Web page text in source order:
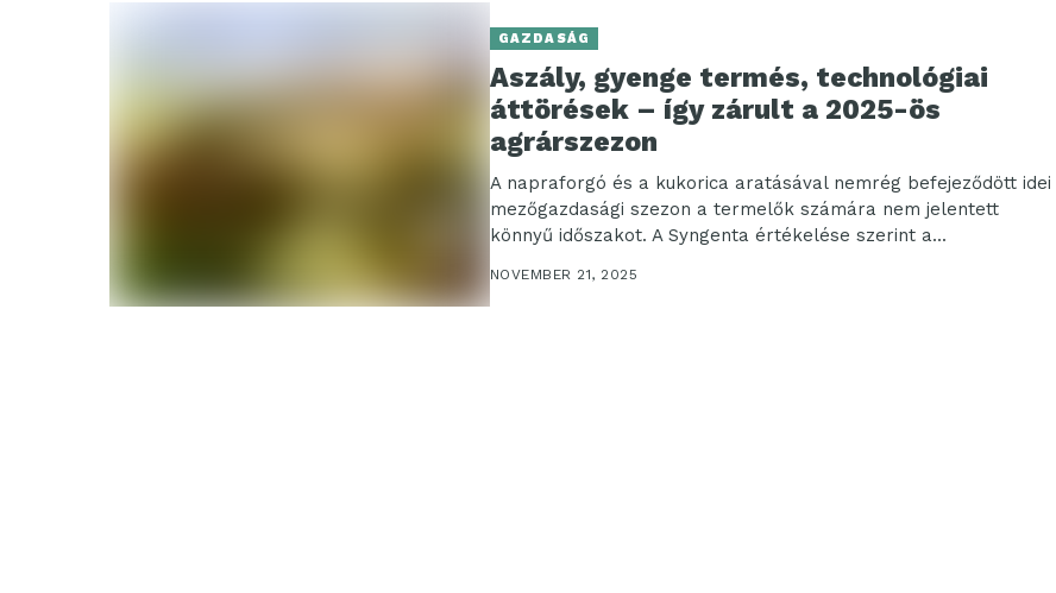
GAZDASÁG
Aszály, gyenge termés, technológiai
áttörések – így zárult a 2025-ös
agrárszezon
A napraforgó és a kukorica aratásával nemrég befejeződött idei
mezőgazdasági szezon a termelők számára nem jelentett
könnyű időszakot. A Syngenta értékelése szerint a...
NOVEMBER 21, 2025